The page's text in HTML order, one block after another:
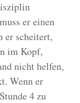
er einen
er scheitert,
im Kopf,
nicht helfen,
Wenn er
4 zu